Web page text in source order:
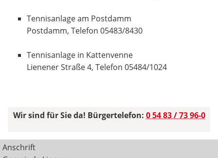
Tennisanlage am Postdamm
Postdamm, Telefon 05483/8430
Tennisanlage in Kattenvenne
Lienener Straße 4, Telefon 05484/1024
Wir sind für Sie da! Bürgertelefon: 0 54 83 / 73 96-0
Anschrift